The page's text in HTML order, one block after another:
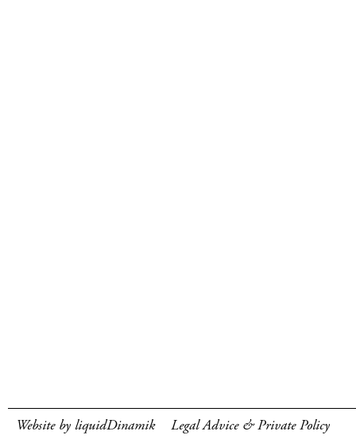
Website by liquidDinamik Legal Advice & Private Policy